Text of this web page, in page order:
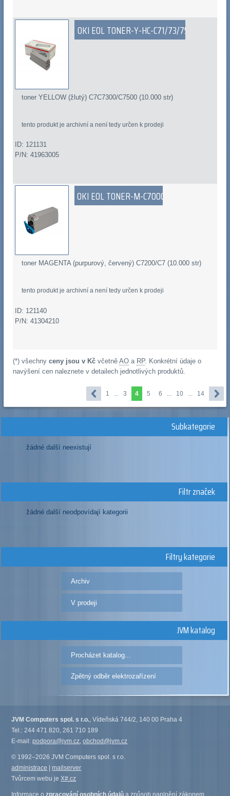
OKI EOL TONER-Y-HC-C71/73/75
toner YELLOW (žlutý) C7C7300/C7500 (10.000 str)
tento produkt je archivní a není tedy určen k prodeji
ID: 121131
P/N: 41963005
OKI EOL TONER-M-C7000
toner MAGENTA (purpurový, červený) C7200/C7 (10.000 str)
tento produkt je archivní a není tedy určen k prodeji
ID: 121140
P/N: 41304210
(*) všechny ceny jsou v Kčvčetně AOa RP. Konkrétní údaje o
navýšení cen naleznete v detailech jednotlivých produktů.
1 ... 3 4 5 6 ... 10 ... 14
Subkategorie
žádné další neexistují
Filtr značek
žádné další neodpovídají kategorii
Filtry kategorie
Archiv
V prodeji
JVM katalog
Procházet katalog...
Zpětný odběr elektrozařízení
JVM Computers spol. s r.o., Vídeňská 744/2, 140 00 Praha 4
Tel.: 244 471 820, 261 710 189
E-mail:podpora@jvm.cz,obchod@jvm.cz
© 1992–2026 JVM Computers spol. s r.o.
administrace |mailserver
Tvůrcem webu jeX#.cz
Informace ozpracování osobních údajů a způsob naplnění zákonem